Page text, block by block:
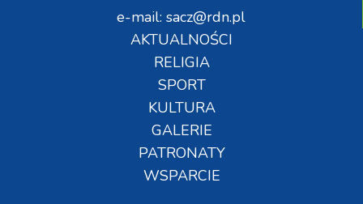
e-mail: sacz@rdn.pl
AKTUALNOŚCI
RELIGIA
SPORT
KULTURA
GALERIE
PATRONATY
WSPARCIE